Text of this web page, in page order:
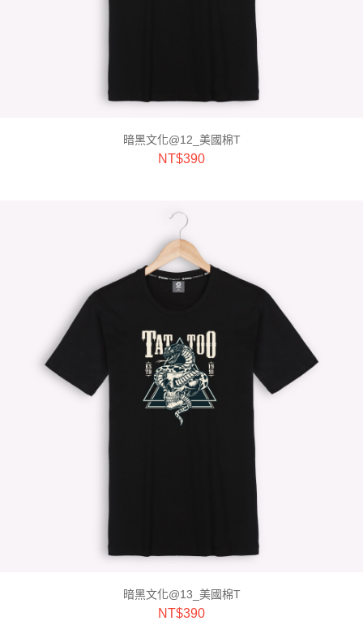
暗黑文化@12_美國棉T
NT$390
暗黑文化@13_美國棉T
NT$390